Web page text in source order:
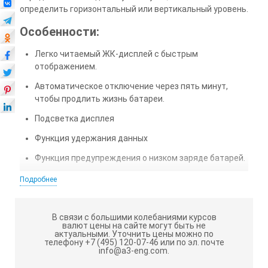
определить горизонтальный или вертикальный уровень.
Особенности:
Легко читаемый ЖК-дисплей с быстрым
отображением.
Автоматическое отключение через пять минут,
чтобы продлить жизнь батареи.
Подсветка дисплея
Функция удержания данных
Функция предупреждения о низком заряде батарей.
Механическая фиксация
Разрешение (дискретность) 0,1 °.
МЕГЕОН 77225
Подробнее
В связи с большими колебаниями курсов
валют цены на сайте могут быть не
актуальными. Уточнить цены можно по
телефону +7 (495) 120-07-46 или по эл. почте
info@a3-eng.com.